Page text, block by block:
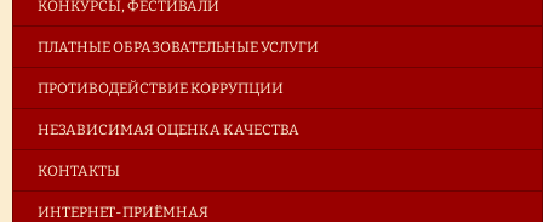
КОНКУРСЫ, ФЕСТИВАЛИ
ПЛАТНЫЕ ОБРАЗОВАТЕЛЬНЫЕ УСЛУГИ
ПРОТИВОДЕЙСТВИЕ КОРРУПЦИИ
НЕЗАВИСИМАЯ ОЦЕНКА КАЧЕСТВА
КОНТАКТЫ
ИНТЕРНЕТ-ПРИЁМНАЯ